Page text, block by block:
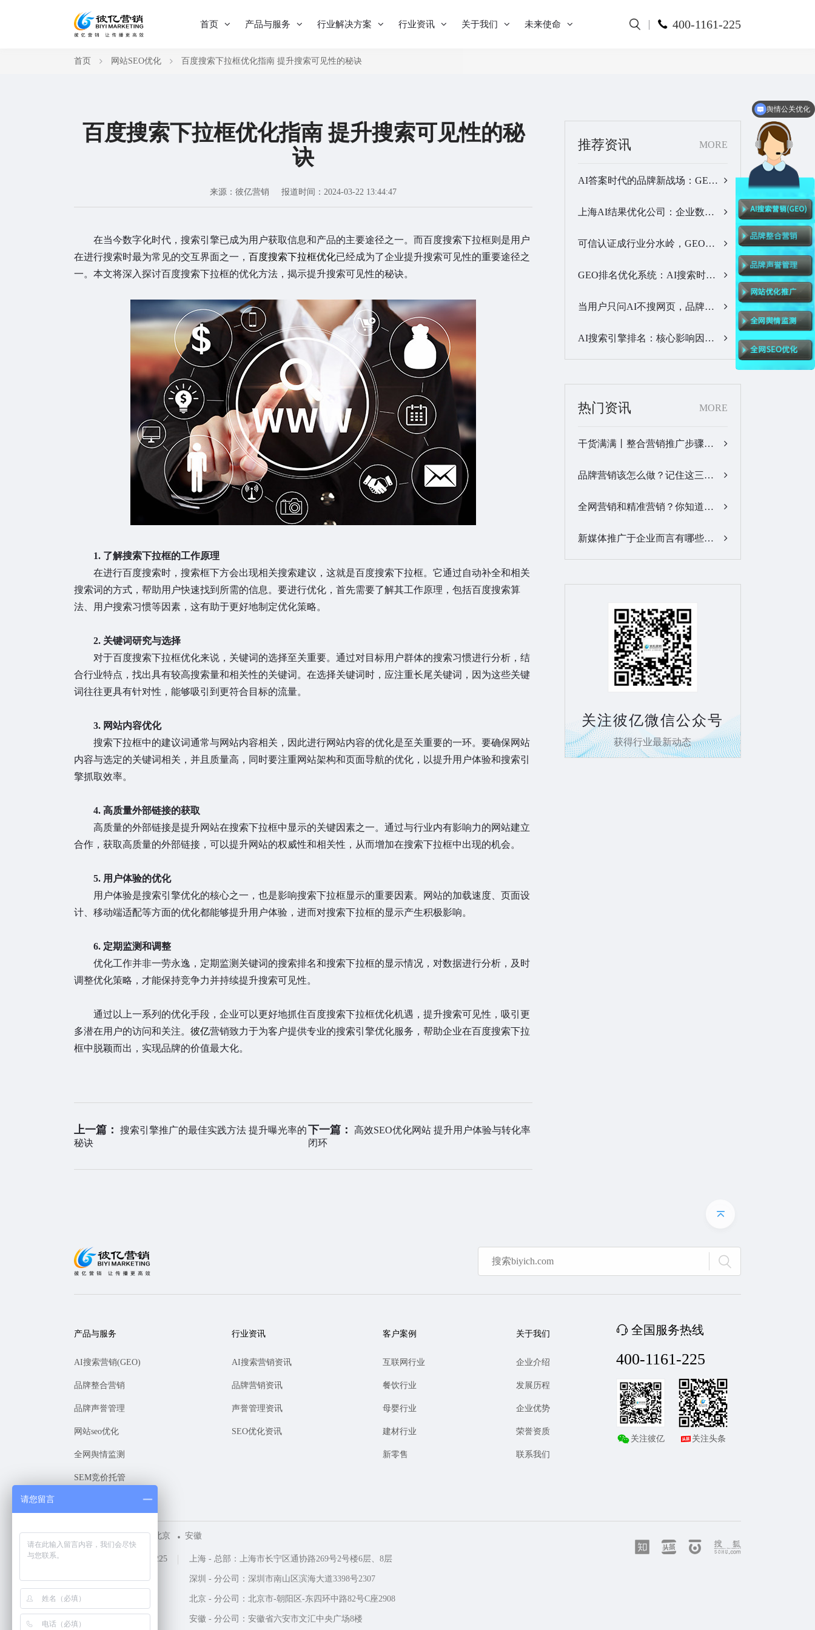
首页 产品与服务 行业解决方案 行业资讯 关于我们 未来使命 400-1161-225
首页 网站SEO优化 百度搜索下拉框优化指南 提升搜索可见性的秘诀
百度搜索下拉框优化指南 提升搜索可见性的秘
诀
来源：彼亿营销 报道时间：2024-03-22 13:44:47
在当今数字化时代，搜索引擎已成为用户获取信息和产品的主要途径之一。而百度搜索下拉框则是用户
在进行搜索时最为常见的交互界面之一， 百度搜索下拉框优化已经成为了企业提升搜索可见性的重要途径之
一。本文将深入探讨百度搜索下拉框的优化方法，揭示提升搜索可见性的秘诀。
1. 了解搜索下拉框的工作原理
在进行百度搜索时，搜索框下方会出现相关搜索建议，这就是百度搜索下拉框。它通过自动补全和相关
搜索词的方式，帮助用户快速找到所需的信息。要进行优化，首先需要了解其工作原理，包括百度搜索算
法、用户搜索习惯等因素，这有助于更好地制定优化策略。
2. 关键词研究与选择
对于百度搜索下拉框优化来说，关键词的选择至关重要。通过对目标用户群体的搜索习惯进行分析，结
合行业特点，找出具有较高搜索量和相关性的关键词。在选择关键词时，应注重长尾关键词，因为这些关键
词往往更具有针对性，能够吸引到更符合目标的流量。
3. 网站内容优化
搜索下拉框中的建议词通常与网站内容相关，因此进行网站内容的优化是至关重要的一环。要确保网站
内容与选定的关键词相关，并且质量高，同时要注重网站架构和页面导航的优化，以提升用户体验和搜索引
擎抓取效率。
4. 高质量外部链接的获取
高质量的外部链接是提升网站在搜索下拉框中显示的关键因素之一。通过与行业内有影响力的网站建立
合作，获取高质量的外部链接，可以提升网站的权威性和相关性，从而增加在搜索下拉框中出现的机会。
5. 用户体验的优化
用户体验是搜索引擎优化的核心之一，也是影响搜索下拉框显示的重要因素。网站的加载速度、页面设
计、移动端适配等方面的优化都能够提升用户体验，进而对搜索下拉框的显示产生积极影响。
6. 定期监测和调整
优化工作并非一劳永逸，定期监测关键词的搜索排名和搜索下拉框的显示情况，对数据进行分析，及时
调整优化策略，才能保持竞争力并持续提升搜索可见性。
通过以上一系列的优化手段，企业可以更好地抓住百度搜索下拉框优化机遇，提升搜索可见性，吸引更
多潜在用户的访问和关注。 彼亿营销致力于为客户提供专业的搜索引擎优化服务，帮助企业在百度搜索下拉
框中脱颖而出，实现品牌的价值最大化。
上一篇：
搜索引擎推广的最佳实践方法 提升曝光率的
秘诀
下一篇：
高效SEO优化网站 提升用户体验与转化率
闭环
推荐资讯 MORE
AI答案时代的品牌新战场：GEO公司选型逻辑与实战观察…
上海AI结果优化公司：企业数字化品牌曝光落地全解析…
可信认证成行业分水岭，GEO优化服务商推荐名单有了新答案…
GEO排名优化系统：AI搜索时代品牌曝光优化核心工具…
当用户只问AI不搜网页，品牌的全域GEO优化该交给谁？…
AI搜索引擎排名：核心影响因素与合规优化方法…
热门资讯 MORE
干货满满丨整合营销推广步骤梳理…
品牌营销该怎么做？记住这三步，让营销更有价值！…
全网营销和精准营销？你知道怎么做吗？…
新媒体推广于企业而言有哪些优势？…
关注彼亿微信公众号
获得行业最新动态
全国服务热线
400-1161-225
关注彼亿 关注头条
产品与服务
AI搜索营销(GEO)
品牌整合营销
品牌声誉管理
网站seo优化
全网舆情监测
SEM竞价托管
行业资讯
AI搜索营销资讯
品牌营销资讯
声誉管理资讯
SEO优化资讯
客户案例
互联网行业
餐饮行业
母婴行业
建材行业
新零售
关于我们
企业介绍
发展历程
企业优势
荣誉资质
联系我们
上海 深圳 北京 安徽
咨询热线 ：400-1161-225 上海 - 总部：上海市长宁区通协路269号2号楼6层、8层
深圳 - 分公司：深圳市南山区滨海大道3398号2307
北京 - 分公司：北京市-朝阳区-东四环中路82号C座2908
安徽 - 分公司：安徽省六安市文汇中央广场8楼
全网舆情监测
请您留言